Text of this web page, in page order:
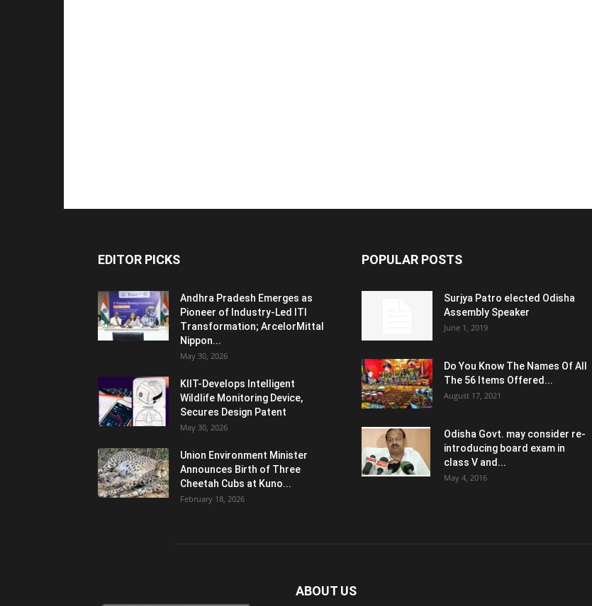
EDITOR PICKS
Andhra Pradesh Emerges as
Pioneer of Industry-Led ITI
Transformation; ArcelorMittal
Nippon...
May 30, 2026
KIIT-Develops Intelligent
Wildlife Monitoring Device,
Secures Design Patent
May 30, 2026
Union Environment Minister
Announces Birth of Three
Cheetah Cubs at Kuno...
February 18, 2026
POPULAR POSTS
Surjya Patro elected Odisha
Assembly Speaker
June 1, 2019
Do You Know The Names Of All
The 56 Items Offered...
August 17, 2021
Odisha Govt. may consider re-
introducing board exam in
class V and...
May 4, 2016
ABOUT US